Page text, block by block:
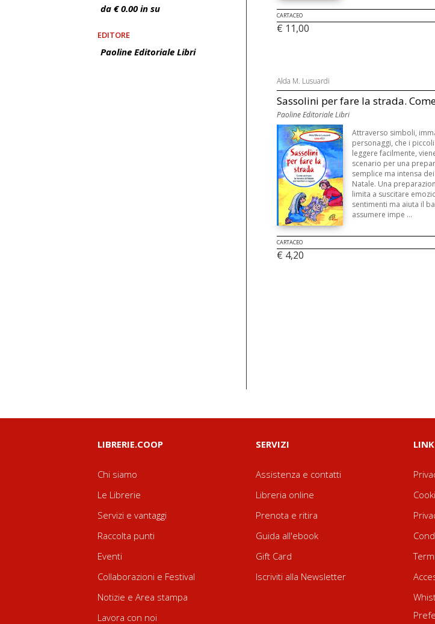
da € 0.00 in su
EDITORE
Paoline Editoriale Libri
CARTACEO
€ 11,00
Alda M. Lusuardi
Sassolini per fare la strada.
Paoline Editoriale Libri
Attraverso simboli,
personaggi, che i
leggere facilmente,
scenario per una
semplice ma intensa
Natale. Una
limita a suscitare
sentimenti ma aiuta il
assumere impe ...
CARTACEO
€ 4,20
LIBRERIE.COOP
Chi siamo
Le Librerie
Servizi e vantaggi
Raccolta punti
Eventi
Collaborazioni e Festival
Notizie e Area stampa
Lavora con noi
SERVIZI
Assistenza e contatti
Libreria online
Prenota e ritira
Guida all'ebook
Gift Card
Iscriviti alla Newsletter